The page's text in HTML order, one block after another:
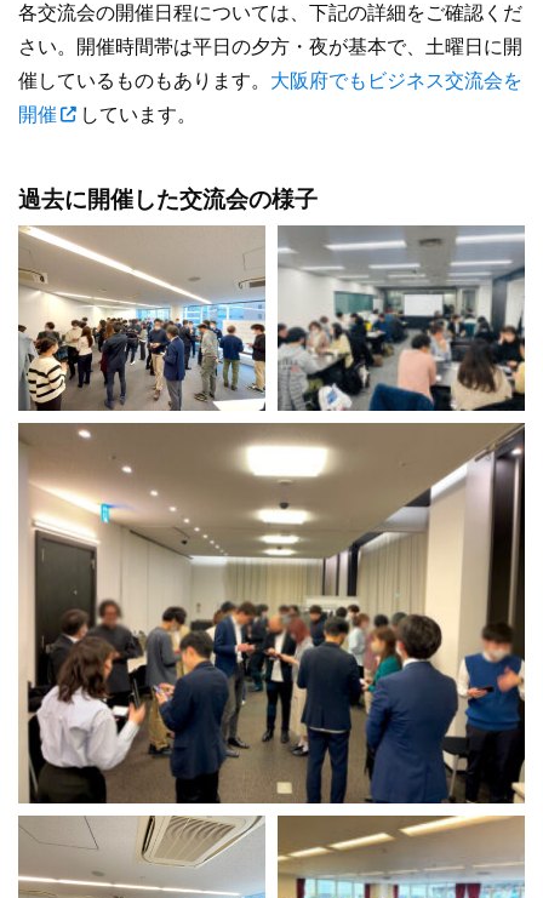
各交流会の開催日程については、下記の詳細をご確認くだ
さい。開催時間帯は平日の夕方・夜が基本で、土曜日に開
催しているものもあります。 大阪府でもビジネス交流会を
開催
しています。
過去に開催した交流会の様子